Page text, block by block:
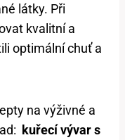
látky. Při
​kvalitní a
‍optimální ⁣chuť a
na výživné a‍
kuřecí ‍vývar s